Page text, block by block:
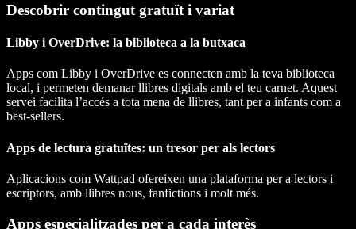
Descobrir contingut gratuït i variat
Libby i OverDrive: la biblioteca a la butxaca
Apps com Libby i OverDrive es connecten amb la teva biblioteca
local, i permeten demanar llibres digitals amb el teu carnet. Aquest
servei facilita l’accés a tota mena de llibres, tant per a infants com a
best-sellers.
Apps de lectura gratuïtes: un tresor per als lectors
Aplicacions com Wattpad ofereixen una plataforma per a lectors i
escriptors, amb llibres nous, fanfictions i molt més.
Apps especialitzades per a cada interès